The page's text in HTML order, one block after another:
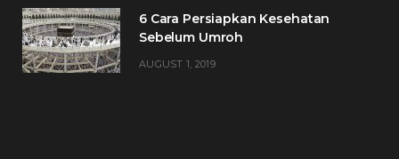
6 Cara Persiapkan Kesehatan
Sebelum Umroh
AUGUST 1, 2019